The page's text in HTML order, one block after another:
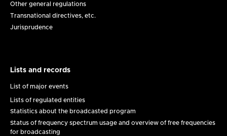
Other general regulations
Transnational directives, etc.
Jurisprudence
and
records
Lists and records
List of major events
Lists of regulated entities
Statistics about the broadcasted program
Status of frequency spectrum usage and overview of free frequencies
for broadcasting